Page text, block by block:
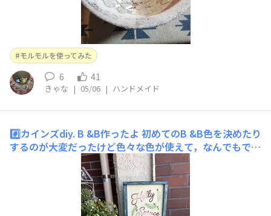
モルモルを使ってみた
6 41
きゃな | 05/06 | ハンドメイド
#️⃣カインズdiy. B &B作ったよ 初めてのB &B色を決めたり
するのが大変だったけど色々な色が使えて，なんでもでき
て楽しかったーでも、とてもつかれたわ